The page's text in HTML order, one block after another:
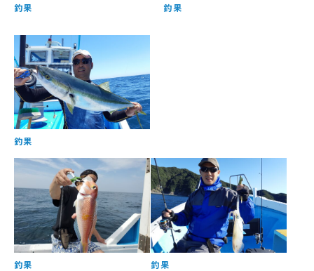
釣果 釣果
釣果
釣果 釣果